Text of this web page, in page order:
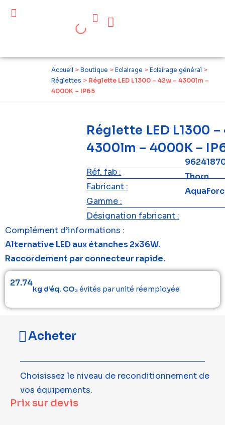
Accueil > Boutique > Eclairage > Eclairage général >
Réglettes > Réglette LED L1300 – 42w – 4300lm –
4000K – IP65
Réglette LED L1300 –
4300lm – 4000K –
Réf. fab :
Fabricant :
Thorn
Gamme :
Désignation fabricant :
Complément d’informations :
Alternative LED aux étanches 2x36W.
Raccordement par connecteur rapide.
27.74
kg d’éq. CO₂évités par unité réemployée
Acheter
Choisissez le niveau de reconditionnement de
vos équipements.
Prix sur devis